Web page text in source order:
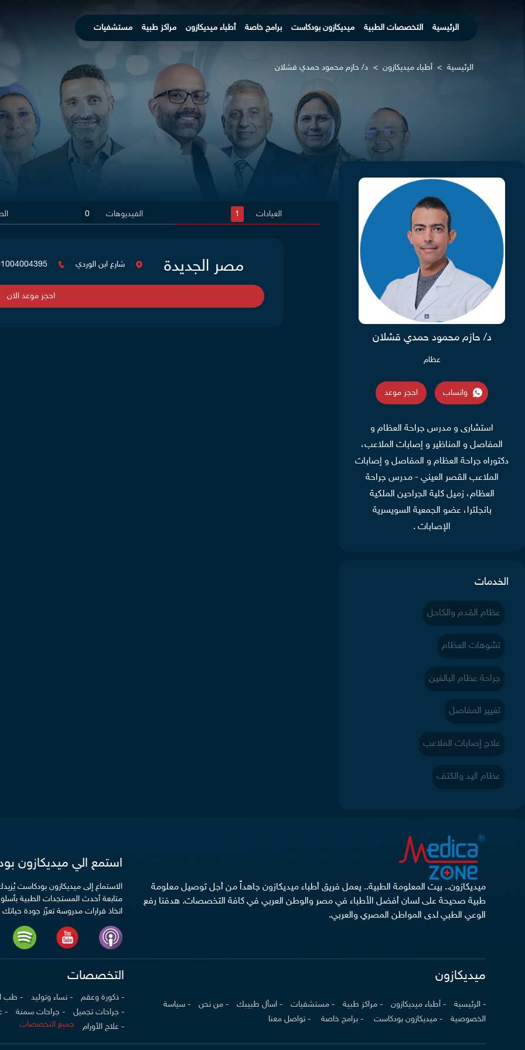
الرئيسية التخصصات الطبية ميديكازون بودكاست برامج خاصة أطباء ميديكازون مراكز طبية مستشفيات
الرئيسية > أطباء ميديكازون > د/ حازم محمود حمدي قشلان
د/ حازم محمود حمدي قشلان
عظام
واتساب احجز موعد
استشارى و مدرس جراحة العظام و
المفاصل و المناظير و إصابات الملاعب،
دكتوراه جراحة العظام و المفاصل و إصابات
الملاعب القصر العيني - مدرس جراحة
العظام، زميل كلية الجراحين الملكية
بانجلترا، عضو الجمعية السويسرية
الإصابات .
الخدمات
عظام القدم والكاحل
تشوهات العظام
جراحة عظام البالغين
تغيير المفاصل
علاج إصابات الملاعب
عظام اليد والكتف
العيادات 1 الفيديوهات 0
مصر الجديدة شارع ابن الوردي
احجز موعد الان
استمع الي ميديكازون
ميديكازون.. بيت المعلومة الطبية.. يعمل فريق أطباء ميديكازون جاهداً من أجل توصيل معلومة
طبية صحيحة على لسان أفضل الأطباء في مصر والوطن العربي في كافة التخصصات. هدفنا رفع
الوعي الطبي لدى المواطن المصري والعربي.
الاستماع إلى ميديكازون بودكاست
متابعة أحدث المستجدات الطبية
اتخاذ قرارات مدروسة تعزّز جودة حياتك
ميديكازون
- الرئيسية - أطباء ميديكازون - مراكز طبية - مستشفيات - اسأل طبيبك - من نحن
- سياسة
الخصوصية
- ميديكازون بودكاست - برامج خاصة - تواصل معنا
التخصصات
- ذكورة وعقم - نساء وتوليد - طب
- جراحات تجميل
- جراحات سمنة -
- علاج الأورام
جميع التخصصات